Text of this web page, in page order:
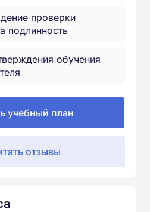
проверки
подлинность
обучения
учебный план
отзывы